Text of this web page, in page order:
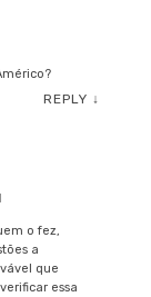
REPLY ↓
o fez,
a
que
essa